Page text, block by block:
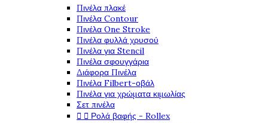
Πινέλα πλακέ
Πινέλα Contour
Πινέλα One Stroke
Πινέλα φυλλά χρυσού
Πινέλα για Stencil
Πινέλα σφουγγάρια
Διάφορα Πινέλα
Πινέλα Filbert-οβάλ
Πινέλα για χρώματα κιμωλίας
Σετ πινέλα
  Ρολά βαφής - Rollex